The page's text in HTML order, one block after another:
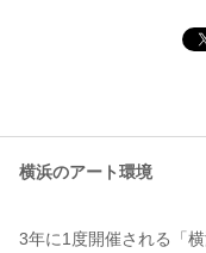
横浜のアート環境
3年に1度開催される「